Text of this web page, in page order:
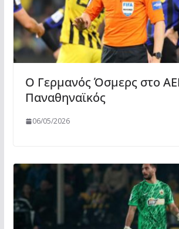
Ο Γερμανός Όσμερς στο
Παναθηναϊκός
06/05/2026